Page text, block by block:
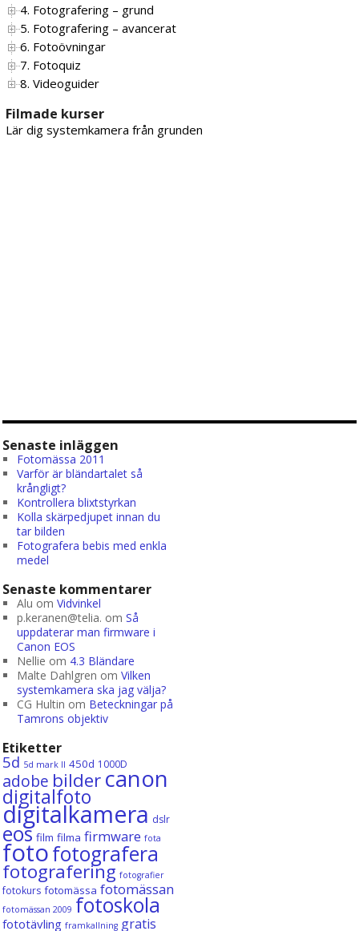
4. Fotografering – grund
5. Fotografering – avancerat
6. Fotoövningar
7. Fotoquiz
8. Videoguider
Filmade kurser
Lär dig systemkamera från grunden
Senaste inläggen
Fotomässa 2011
Varför är bländartalet så
krångligt?
Kontrollera blixtstyrkan
Kolla skärpedjupet innan du
tar bilden
Fotografera bebis med enkla
medel
Senaste kommentarer
Alu om Vidvinkel
p.keranen@telia. om Så
uppdaterar man firmware i
Canon EOS
Nellie om 4.3 Bländare
Malte Dahlgren om Vilken
systemkamera ska jag välja?
CG Hultin om Beteckningar på
Tamrons objektiv
Etiketter
5d 5d mark II 450d 1000D
adobe bilder canon
digitalfoto
digitalkamera dslr
eos film filma firmware fota
fotofotografera
fotografering fotografier
fotokurs fotomässa fotomässan
fotomässan 2009 fotoskola
fototävling framkallning gratis